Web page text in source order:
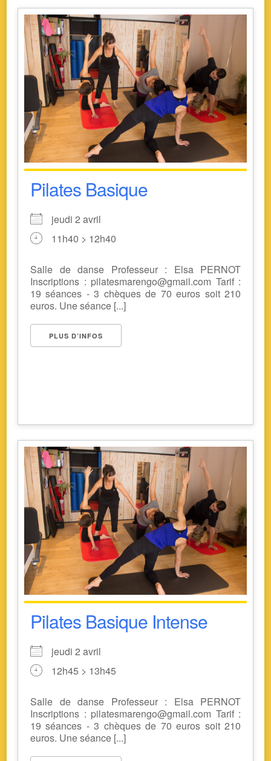
Pilates Basique
jeudi 2 avril
11h40 > 12h40
Salle de danse Professeur : Elsa PERNOT
Inscriptions : pilatesmarengo@gmail.com Tarif :
19 séances - 3 chèques de 70 euros soit 210
euros. Une séance [...]
PLUS D’INFOS
Pilates Basique Intense
jeudi 2 avril
12h45 > 13h45
Salle de danse Professeur : Elsa PERNOT
Inscriptions : pilatesmarengo@gmail.com Tarif :
19 séances - 3 chèques de 70 euros soit 210
euros. Une séance [...]